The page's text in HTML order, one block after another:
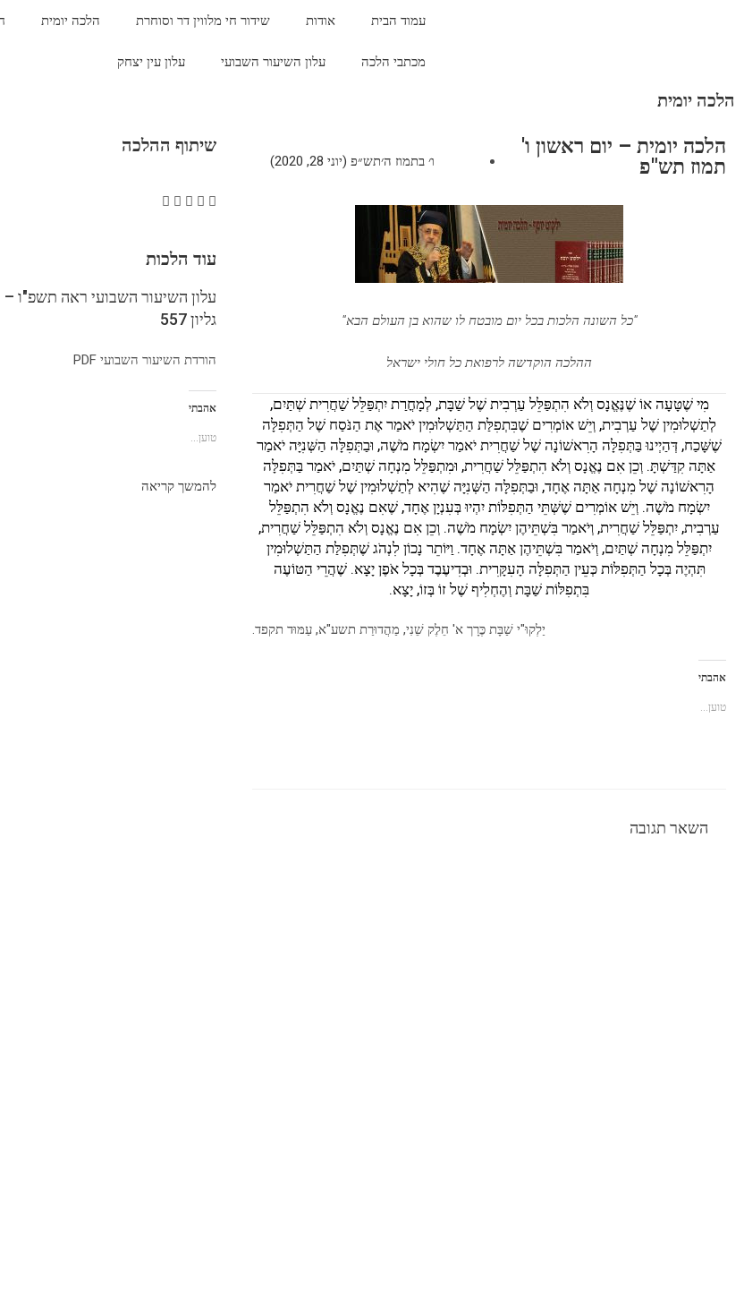
עמוד הבית אודות שידור חי מלווין דר וסוחרת הלכה יומית
מכתבי הלכה עלון השיעור השבועי עלון עין יצחק
הלכה יומית
הלכה יומית – יום ראשון ו'
תמוז תש"פ
ו׳ בתמוז ה׳תש״פ (יוני 28, 2020)
"כל השונה הלכות בכל יום מובטח לו שהוא בן העולם הבא"
ההלכה הוקדשה לרפואת כל חולי ישראל
מִי שֶׁטָּעָה אוֹ שֶׁנֶּאֱנָס וְלֹא הִתְפַּלֵּל עַרְבִית שֶׁל שַׁבָּת, לְמָחֳרַת יִתְפַּלֵּל שַׁחֲרִית שְׁתַּיִם,
לְתַשְׁלוּמִין שֶׁל עַרְבִית, וְיֵשׁ אוֹמְרִים שֶׁבִּתְפִלַּת הַתַּשְׁלוּמִין יֹאמַר אֶת הַנֹּסַח שֶׁל הַתְּפִלָּה
שֶׁשָּׁכַח, דְּהַיְינוּ בַּתְּפִלָּה הָרִאשׁוֹנָה שֶׁל שַׁחֲרִית יֹאמַר יִשְׂמָח מֹשֶׁה, וּבַתְּפִלָּה הַשְּׁנִיָּה יֹאמַר
אַתָּה קִדַּשְׁתָּ. וְכֵן אִם נֶאֱנָס וְלֹא הִתְפַּלֵּל שַׁחֲרִית, וּמִתְפַּלֵּל מִנְחָה שְׁתַּיִם, יֹאמַר בַּתְּפִלָּה
הָרִאשׁוֹנָה שֶׁל מִנְחָה אַתָּה אֶחָד, וּבַתְּפִלָּה הַשְּׁנִיָּה שֶׁהִיא לְתַשְׁלוּמִין שֶׁל שַׁחֲרִית יֹאמַר
יִשְׂמָח מֹשֶׁה. וְיֵשׁ אוֹמְרִים שֶׁשְּׁתֵּי הַתְּפִלּוֹת יִהְיוּ בְּעִנְיָן אֶחָד, שֶׁאִם נֶאֱנָס וְלֹא הִתְפַּלֵּל
עַרְבִית, יִתְפַּלֵּל שַׁחֲרִית, וְיֹאמַר בִּשְׁתֵּיהֶן יִשְׂמָח מֹשֶׁה. וְכֵן אִם נֶאֱנָס וְלֹא הִתְפַּלֵּל שַׁחֲרִית,
יִתְפַּלֵּל מִנְחָה שְׁתַּיִם, וְיֹאמַר בִּשְׁתֵּיהֶן אַתָּה אֶחָד. וַיּוֹתֵר נָכוֹן לִנְהֹג שֶׁתְּפִלַּת הַתַּשְׁלוּמִין
תִּהְיֶה בְּכָל הַתְּפִלּוֹת כְּעֵין הַתְּפִלָּה הָעִקָּרִית. וּבְדִיעֶבֶד בְּכָל אֹפֶן יָצָא. שֶׁהֲרֵי הַטּוֹעֶה
בִּתְפִלּוֹת שַׁבָּת וְהֶחְלִיף שֶׁל זוֹ בְּזוֹ, יָצָא.
יַלְקוּ"י שַׁבָּת כֶּרָך א' חֵלֶק שֵׁנִי, מַהֲדוּרַת תשע"א, עַמּוּד תקפד.
אהבתי
טוען...
השאר תגובה
שיתוף ההלכה
עוד הלכות
עלון השיעור השבועי ראה תשפ"ו –
גליון 557
הורדת השיעור השבועי PDF
אהבתי
טוען...
להמשך קריאה